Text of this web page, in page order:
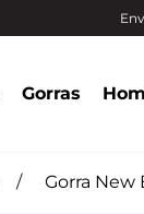
Gorras
Gorra New